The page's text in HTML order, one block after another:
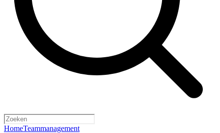
HomeTeammanagement